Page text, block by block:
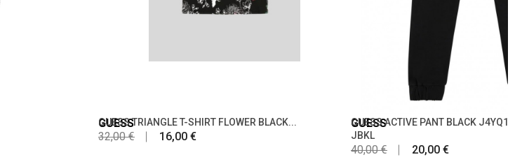
GUESS
GUESS TRIANGLE T-SHIRT FLOWER BLACK...
32,00 € 16,00 €
GUESS
GUESS ACTIVE PANT BLACK
JBKL
40,00 € 20,00 €